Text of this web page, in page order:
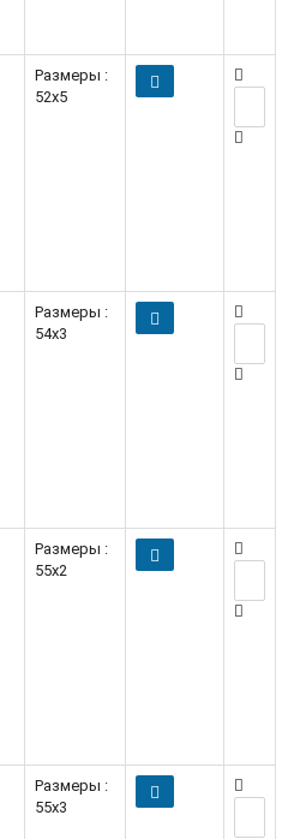
Размеры :
52x5
Размеры :
54x3
Размеры :
55x2
Размеры :
55x3